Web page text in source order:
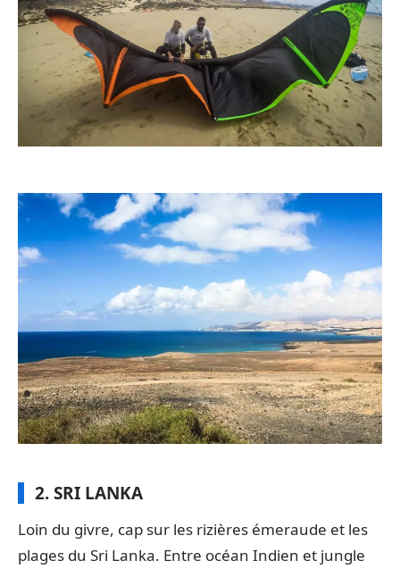
2. SRI LANKA
Loin du givre, cap sur les rizières émeraude et les
plages du Sri Lanka. Entre océan Indien et jungle